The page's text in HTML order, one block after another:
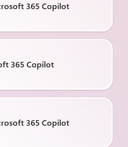
365 Copilot
365 Copilot
365 Copilot